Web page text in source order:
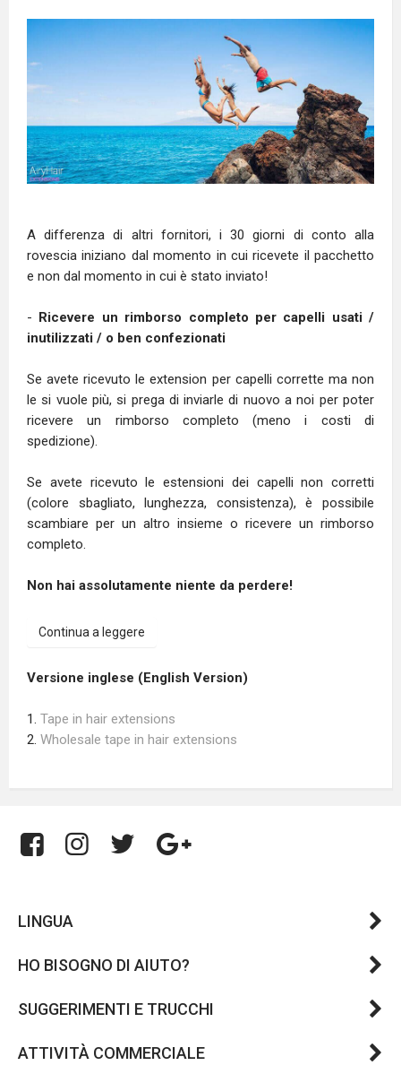
A differenza di altri fornitori, i 30 giorni di conto alla
rovescia iniziano dal momento in cui ricevete il pacchetto
e non dal momento in cui è stato inviato!
- Ricevere un rimborso completo per capelli usati /
inutilizzati / o ben confezionati
Se avete ricevuto le extension per capelli corrette ma non
le si vuole più, si prega di inviarle di nuovo a noi per poter
ricevere un rimborso completo (meno i costi di
spedizione).
Se avete ricevuto le estensioni dei capelli non corretti
(colore sbagliato, lunghezza, consistenza), è possibile
scambiare per un altro insieme o ricevere un rimborso
completo.
Non hai assolutamente niente da perdere!
Continua a leggere
Versione inglese (English Version)
1. Tape in hair extensions
2. Wholesale tape in hair extensions
LINGUA
HO BISOGNO DI AIUTO?
SUGGERIMENTI E TRUCCHI
ATTIVITÀ COMMERCIALE